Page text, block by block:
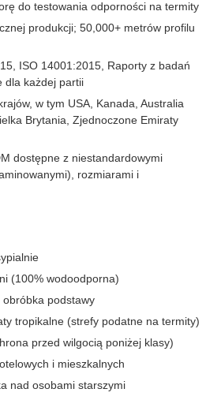
do testowania odporności na termity
produkcji; 50,000+ metrów profilu
ISO 14001:2015, Raporty z badań
dla każdej partii
w tym USA, Kanada, Australia
Brytania, Zjednoczone Emiraty
dostępne z niestandardowymi
rozmiarami i
(100% wodoodporna)
podstawy
tropikalne (strefy podatne na termity)
przed wilgocią poniżej klasy)
i mieszkalnych
nad osobami starszymi